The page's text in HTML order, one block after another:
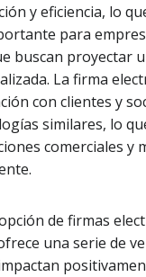
y eficiencia, lo
para
buscan proyectar
La firma
con clientes y
similares, lo
comerciales y
de firmas
una serie de